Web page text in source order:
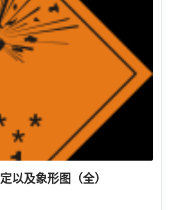
以及象形图（全）